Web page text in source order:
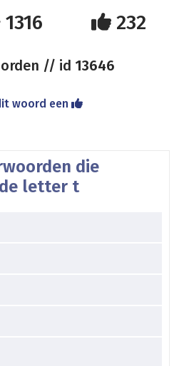
1316 232
// id 13646
woord een
die
letter t